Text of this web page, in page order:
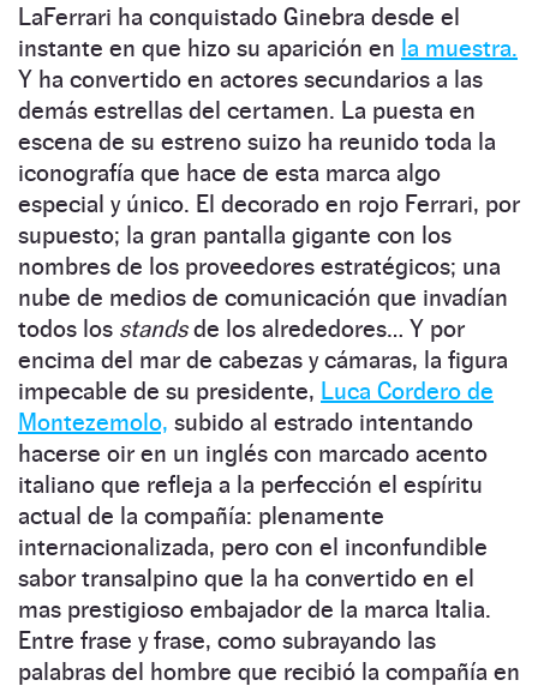
LaFerrari ha conquistado Ginebra desde el
instante en que hizo su aparición en la muestra.
Y ha convertido en actores secundarios a las
demás estrellas del certamen. La puesta en
escena de su estreno suizo ha reunido toda la
iconografía que hace de esta marca algo
especial y único. El decorado en rojo Ferrari, por
supuesto; la gran pantalla gigante con los
nombres de los proveedores estratégicos; una
nube de medios de comunicación que invadían
todos los standsde los alrededores… Y por
encima del mar de cabezas y cámaras, la figura
impecable de su presidente, Luca Cordero de
Montezemolo, subido al estrado intentando
hacerse oir en un inglés con marcado acento
italiano que refleja a la perfección el espíritu
actual de la compañía: plenamente
internacionalizada, pero con el inconfundible
sabor transalpino que la ha convertido en el
mas prestigioso embajador de la marca Italia.
Entre frase y frase, como subrayando las
palabras del hombre que recibió la compañía en